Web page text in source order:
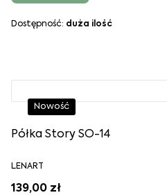
Dostępność: duża ilość
Nowość
Półka Story SO-14
LENART
139,00 zł